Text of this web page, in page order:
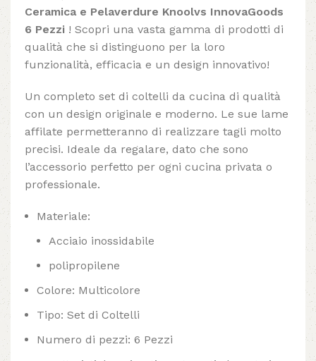
Ceramica e Pelaverdure Knoolvs InnovaGoods
6 Pezzi ! Scopri una vasta gamma di prodotti di
qualità che si distinguono per la loro
funzionalità, efficacia e un design innovativo!
Un completo set di coltelli da cucina di qualità
con un design originale e moderno. Le sue lame
affilate permetteranno di realizzare tagli molto
precisi. Ideale da regalare, dato che sono
l’accessorio perfetto per ogni cucina privata o
professionale.
Materiale:
Acciaio inossidabile
polipropilene
Colore: Multicolore
Tipo: Set di Coltelli
Numero di pezzi: 6 Pezzi